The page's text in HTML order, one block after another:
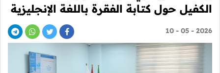
الكفيل حول كتابة الفقرة باللغة الإنجليزية
2026 - 05 - 10